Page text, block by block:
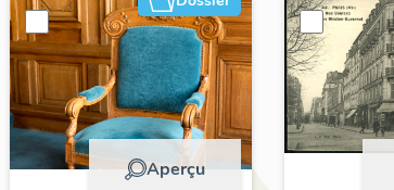
Aperçu